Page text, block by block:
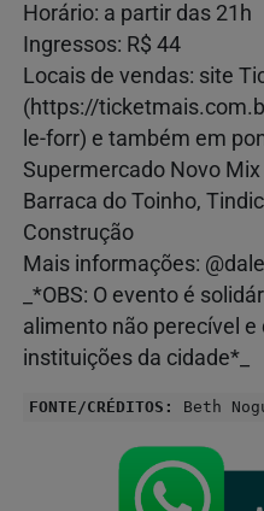
Horário: a partir das 21h
Ingressos: R$ 44
Locais de vendas: site
(https://
le-forr) e também em
Supermercado Novo
Barraca do Toinho,
Construção
Mais informações:
_*OBS: O evento é
alimento não perecível e
instituições da cidade*_
FONTE/CRÉDITOS: Beth